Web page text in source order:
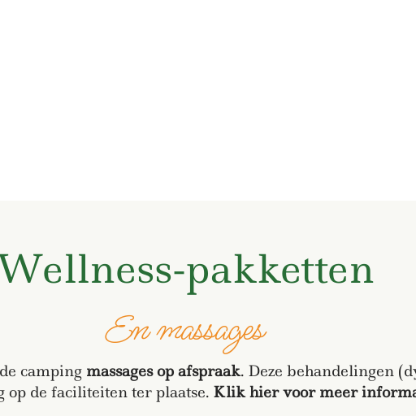
pakketten
En massages
camping massages op afspraak. Deze behandelingen
op de faciliteiten ter plaatse. Klik hier voor meer